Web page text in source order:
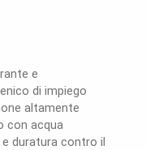
e
di impiego
altamente
con acqua
duratura contro il